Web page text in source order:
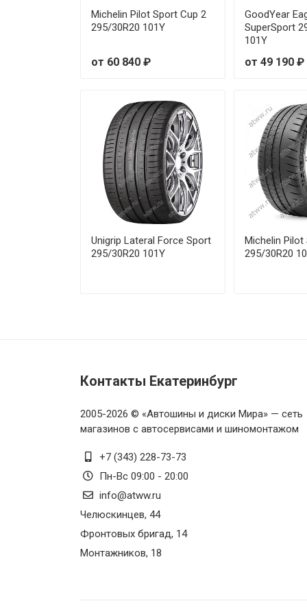
Pirelli PZERO SPORTS CAR
Pirelli PZERO SPORTS CAR
Pirelli PZERO SPORTS CAR
Pirelli PZERO SPORTS CAR
Pirelli PZERO SPORTS CAR
Pirelli PZERO SPORTS CAR
Pirelli PZERO SPORTS CAR
Pirelli PZERO SPORTS CAR
Pirelli PZERO SPORTS CAR
Pirelli PZERO SPORTS CAR
Pirelli PZERO SPORTS CAR
Michelin Pilot Sport Cup 2
295/30R20 101Y
от 60 840 ₽
GoodYear
SuperSport
101Y
от 49 190 ₽
Unigrip Lateral Force Sport
295/30R20 101Y
Michelin Pilot
295/30R20
Контакты Екатеринбург
2005-2026 © «Автошины и диски Мира» — сеть
магазинов с автосервисами и шиномонтажом
+7 (343) 228-73-73
Пн-Вс 09:00 - 20:00
info@atww.ru
Челюскинцев, 44
Фронтовых бригад, 14
Монтажников, 18